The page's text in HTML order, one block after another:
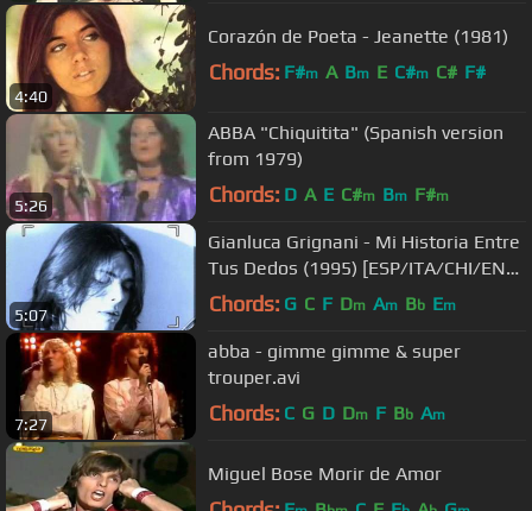
4:40
Corazón de Poeta - Jeanette (1981)
Chords: F#m A Bm E C#m C# F#
5:26
ABBA "Chiquitita" (Spanish version
from 1979)
Chords: D A E C#m Bm F#m
5:07
Gianluca Grignani - Mi Historia Entre
Tus Dedos (1995) [ESP/ITA/CHI/ENG
- CC]
Chords: G C F Dm Am Bb Em
7:27
abba - gimme gimme & super
trouper.avi
Chords: C G D Dm F Bb Am
Miguel Bose Morir de Amor